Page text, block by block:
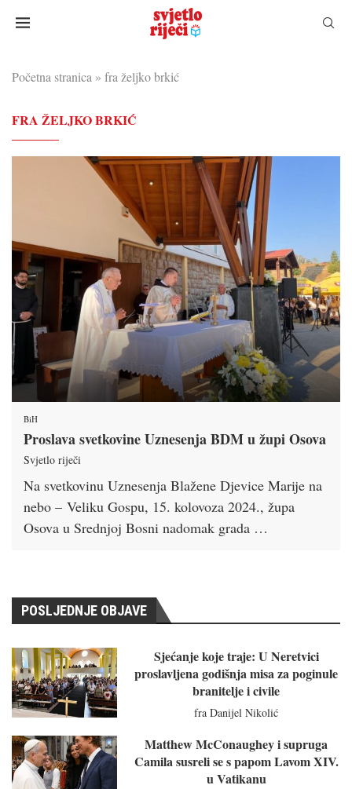
Početna stranica » fra željko brkić
FRA ŽELJKO BRKIĆ
BiH
Proslava svetkovine Uznesenja BDM u župi Osova
Svjetlo riječi
Na svetkovinu Uznesenja Blažene Djevice Marije na
nebo – Veliku Gospu, 15. kolovoza 2024., župa
Osova u Srednjoj Bosni nadomak grada …
POSLJEDNJE OBJAVE
Sjećanje koje traje: U Neretvici
proslavljena godišnja misa za poginule
branitelje i civile
fra Danijel Nikolić
Matthew McConaughey i supruga
Camila susreli se s papom Lavom XIV.
u Vatikanu